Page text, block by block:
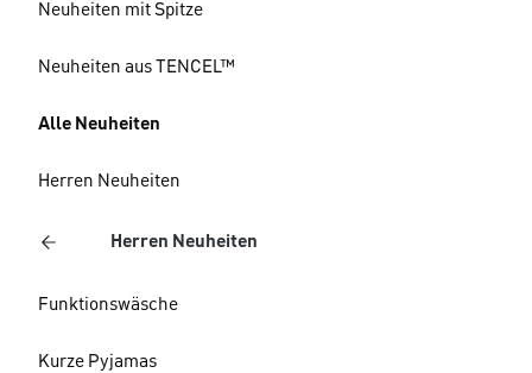
Neuheiten mit Spitze
Neuheiten aus TENCEL™
Alle Neuheiten
Herren Neuheiten
Herren Neuheiten
Funktionswäsche
Kurze Pyjamas